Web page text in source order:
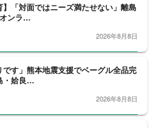
】「対面ではニーズ満たせない」離島
ンラ…
2026年8月8日
です」熊本地震支援でベーグル全品完
・姶良…
2026年8月8日